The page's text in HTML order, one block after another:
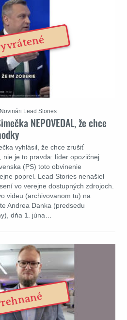
NEPOVEDAL, že chce
vyhlásil, že chce zrušiť
nie je to pravda: líder opozičnej
(PS) toto obvinenie
poprel. Lead Stories nenašiel
vo verejne dostupných zdrojoch.
videu (archivovanom tu) na
Andrea Danka (predsedu
dňa 1. júna…
Lead Stories